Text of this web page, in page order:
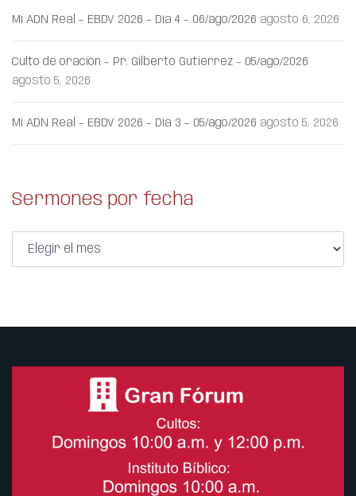
Mi ADN Real – EBDV 2026 – Día 4 – 06/ago/2026 agosto 6, 2026
Culto de oración – Pr. Gilberto Gutiérrez – 05/ago/2026
agosto 5, 2026
Mi ADN Real – EBDV 2026 – Día 3 – 05/ago/2026 agosto 5, 2026
Sermones por fecha